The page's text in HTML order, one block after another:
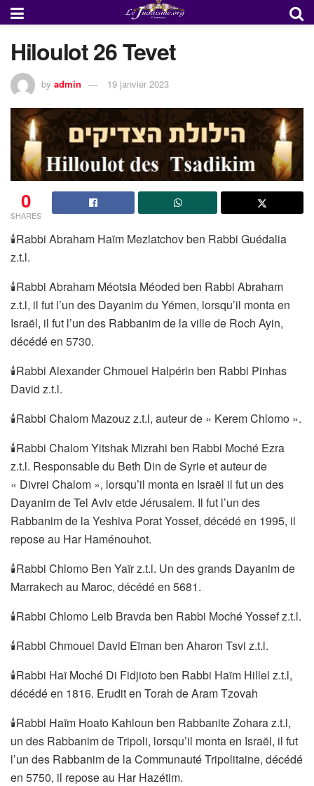
Hiloulot 26 Tevet
by admin 19 janvier 2023
0
SHARES
🕯Rabbi Abraham Haïm Mezlatchov ben Rabbi Guédalia
z.t.l.
🕯Rabbi Abraham Méotsia Méoded ben Rabbi Abraham
z.t.l, il fut l’un des Dayanim du Yémen, lorsqu’il monta en
Israël, il fut l’un des Rabbanim de la ville de Roch Ayin,
décédé en 5730.
🕯Rabbi Alexander Chmouel Halpérin ben Rabbi Pinhas
David z.t.l.
🕯Rabbi Chalom Mazouz z.t.l, auteur de « Kerem Chlomo ».
🕯Rabbi Chalom Yitshak Mizrahi ben Rabbi Moché Ezra
z.t.l. Responsable du Beth Din de Syrie et auteur de
« Divrei Chalom », lorsqu’il monta en Israël il fut un des
Dayanim de Tel Aviv etde Jérusalem. Il fut l’un des
Rabbanim de la Yeshiva Porat Yossef, décédé en 1995, il
repose au Har Haménouhot.
🕯Rabbi Chlomo Ben Yaïr z.t.l. Un des grands Dayanim de
Marrakech au Maroc, décédé en 5681.
🕯Rabbi Chlomo Leib Bravda ben Rabbi Moché Yossef z.t.l.
🕯Rabbi Chmouel David Eïman ben Aharon Tsvi z.t.l.
🕯Rabbi Haï Moché Di Fidjioto ben Rabbi Haïm Hillel z.t.l,
décédé en 1816. Erudit en Torah de Aram Tzovah
🕯Rabbi Haïm Hoato Kahloun ben Rabbanite Zohara z.t.l,
un des Rabbanim de Tripoli, lorsqu’il monta en Israël, il fut
l’un des Rabbanim de la Communauté Tripolitaine, décédé
en 5750, il repose au Har Hazétim.